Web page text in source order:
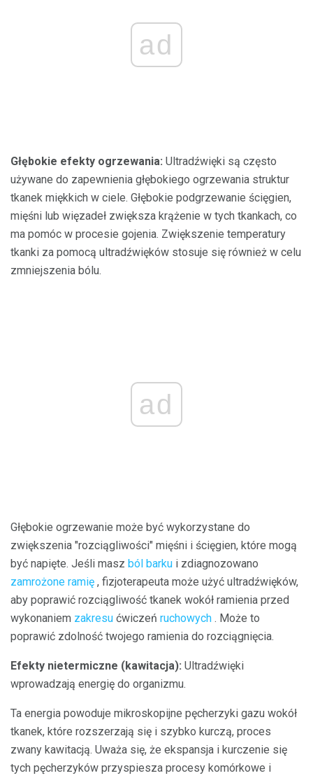
ad
Głębokie efekty ogrzewania: Ultradźwięki są często
używane do zapewnienia głębokiego ogrzewania struktur
tkanek miękkich w ciele. Głębokie podgrzewanie ścięgien,
mięśni lub więzadeł zwiększa krążenie w tych tkankach, co
ma pomóc w procesie gojenia. Zwiększenie temperatury
tkanki za pomocą ultradźwięków stosuje się również w celu
zmniejszenia bólu.
ad
Głębokie ogrzewanie może być wykorzystane do
zwiększenia "rozciągliwości" mięśni i ścięgien, które mogą
być napięte. Jeśli masz ból barku i zdiagnozowano
zamrożone ramię , fizjoterapeuta może użyć ultradźwięków,
aby poprawić rozciągliwość tkanek wokół ramienia przed
wykonaniem zakresu ćwiczeń ruchowych . Może to
poprawić zdolność twojego ramienia do rozciągnięcia.
Efekty nietermiczne (kawitacja): Ultradźwięki
wprowadzają energię do organizmu.
Ta energia powoduje mikroskopijne pęcherzyki gazu wokół
tkanek, które rozszerzają się i szybko kurczą, proces
zwany kawitacją. Uważa się, że ekspansja i kurczenie się
tych pęcherzyków przyspiesza procesy komórkowe i